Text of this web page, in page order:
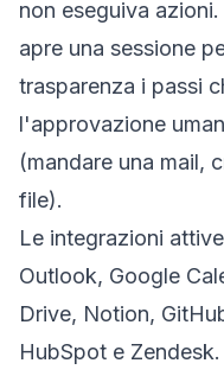
non eseguiva
apre una sessione
trasparenza i passi
l'approvazione
(mandare una mail,
file).
Le integrazioni
Outlook, Google
Drive, Notion,
HubSpot e